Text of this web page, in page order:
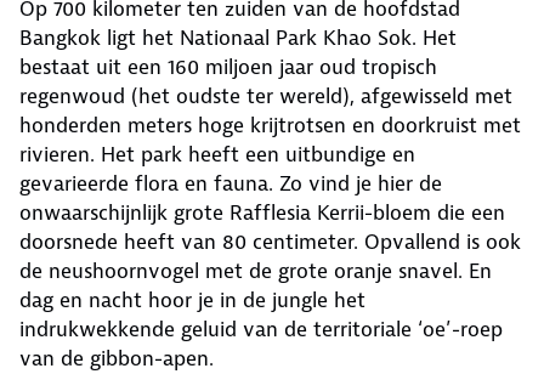
Op 700 kilometer ten zuiden van de hoofdstad
Bangkok ligt het Nationaal Park Khao Sok. Het
bestaat uit een 160 miljoen jaar oud tropisch
regenwoud (het oudste ter wereld), afgewisseld met
honderden meters hoge krijtrotsen en doorkruist met
rivieren. Het park heeft een uitbundige en
gevarieerde flora en fauna. Zo vind je hier de
onwaarschijnlijk grote Rafflesia Kerrii-bloem die een
doorsnede heeft van 80 centimeter. Opvallend is ook
de neushoornvogel met de grote oranje snavel. En
dag en nacht hoor je in de jungle het
indrukwekkende geluid van de territoriale ‘oe’-roep
van de gibbon-apen.